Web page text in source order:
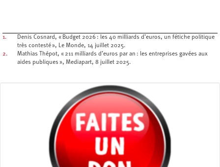
1.
Denis Cosnard, « Budget 2026 : les 40 milliards d’euros, un fétiche politique
très contesté », Le Monde, 14 juillet 2025.
2.
Mathias Thépot, « 211 milliards d’euros par an : les entreprises gavées aux
aides publiques », Mediapart, 8 juillet 2025.